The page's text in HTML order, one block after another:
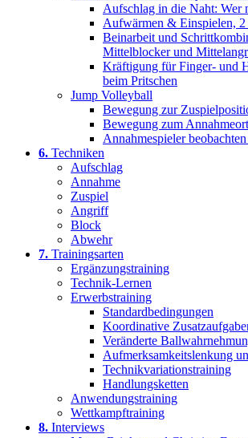
Aufschlag in die Naht: Wer
Aufwärmen & Einspielen,
Beinarbeit und
Mittelblocker und
Kräftigung für Finger- und
beim Pritschen
Jump Volleyball
Bewegung zur
Bewegung zum Annahmeort
Annahmespieler
6. Techniken
Aufschlag
Annahme
Zuspiel
Angriff
Block
Abwehr
7. Trainingsarten
Ergänzungstraining
Technik-Lernen
Erwerbstraining
Standardbedingungen
Koordinative
Veränderte
Aufmerksamkeitslenkung
Technikvariationstraining
Handlungsketten
Anwendungstraining
Wettkampftraining
8. Interviews